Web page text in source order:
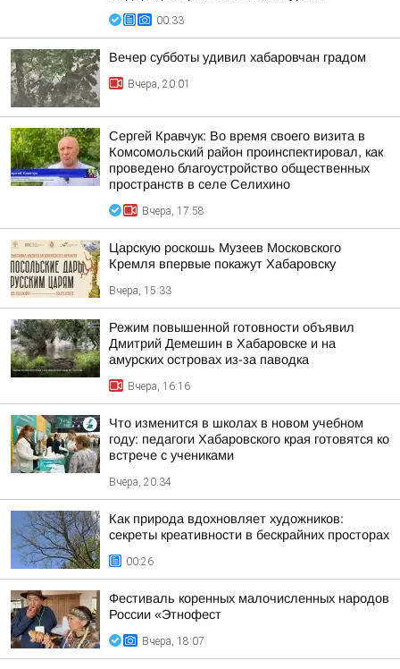
00:33
Вечер субботы удивил хабаровчан градом
Вчера, 20:01
Сергей Кравчук: Во время своего визита в
Комсомольский район проинспектировал, как
проведено благоустройство общественных
пространств в селе Селихино
Вчера, 17:58
Царскую роскошь Музеев Московского
Кремля впервые покажут Хабаровску
Вчера, 15:33
Режим повышенной готовности объявил
Дмитрий Демешин в Хабаровске и на
амурских островах из-за паводка
Вчера, 16:16
Что изменится в школах в новом учебном
году: педагоги Хабаровского края готовятся ко
встрече с учениками
Вчера, 20:34
Как природа вдохновляет художников:
секреты креативности в бескрайних просторах
00:26
Фестиваль коренных малочисленных народов
России «Этнофест
Вчера, 18:07